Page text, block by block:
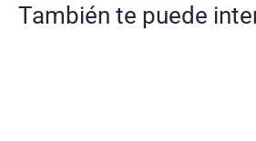
También te puede